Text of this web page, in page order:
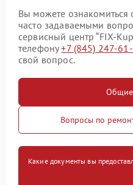
Вы можете
часто задаваемыми
сервисный центр “FIX-
телефону+7 (845) 247-
свой вопрос.
Общие
Вопросы по
Какие документы вы